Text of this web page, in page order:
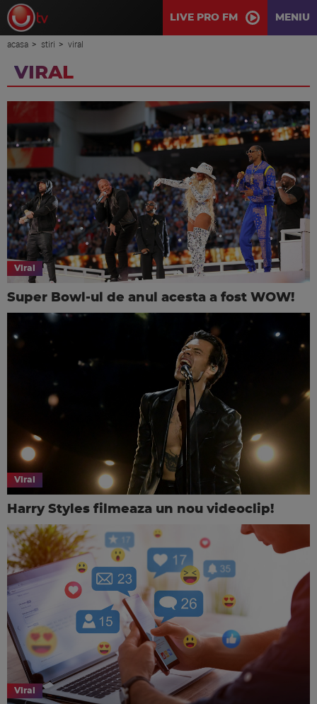
LIVE PRO FM MENIU
acasa stiri viral
VIRAL
Viral
Super Bowl-ul de anul acesta a fost WOW!
Viral
Harry Styles filmeaza un nou videoclip!
Viral